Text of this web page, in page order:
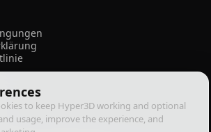
to keep Hyper3D working and optional
usage, improve the experience, and